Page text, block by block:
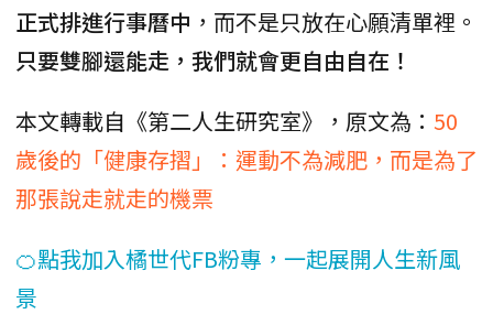
正式排進行事曆中 ，而不是只放在心願清單裡。
只要雙腳還能走，我們就會更自由自在！
本文轉載自《第二人生研究室》，原文為： 50
歲後的「健康存摺」：運動不為減肥，而是為了
那張說走就走的機票
🍊點我加入橘世代FB粉專，一起展開人生新風
景